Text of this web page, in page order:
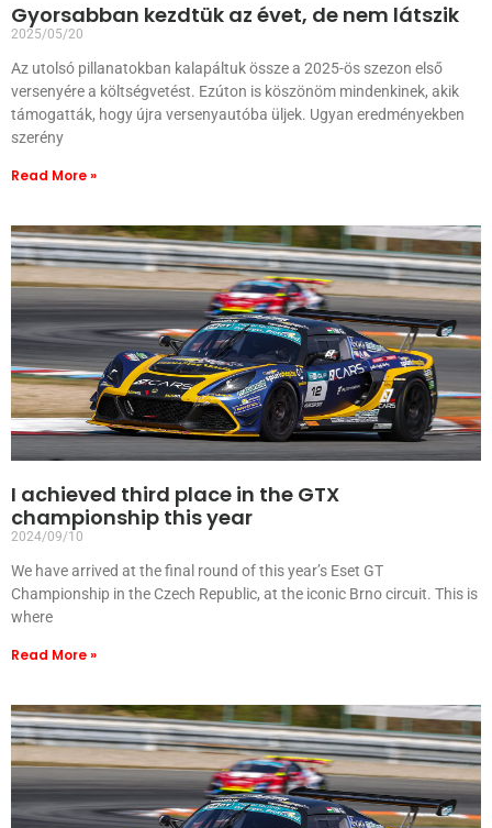
Gyorsabban kezdtük az évet, de nem látszik
2025/05/20
Az utolsó pillanatokban kalapáltuk össze a 2025-ös szezon első
versenyére a költségvetést. Ezúton is köszönöm mindenkinek, akik
támogatták, hogy újra versenyautóba üljek. Ugyan eredményekben
szerény
Read More »
I achieved third place in the GTX
championship this year
2024/09/10
We have arrived at the final round of this year’s Eset GT
Championship in the Czech Republic, at the iconic Brno circuit. This is
where
Read More »